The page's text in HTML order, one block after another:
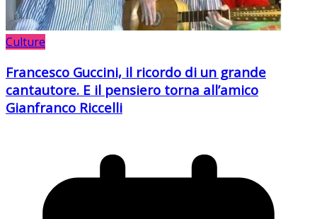
Culture
Francesco Guccini, il ricordo di un grande
cantautore. E il pensiero torna all’amico
Gianfranco Riccelli